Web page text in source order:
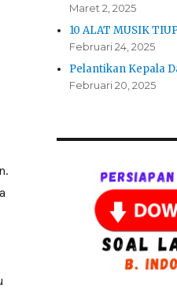
Maret 2, 2025
10 ALAT MUSIK
Februari 24, 2025
Pelantikan Kepala
Februari 20, 2025